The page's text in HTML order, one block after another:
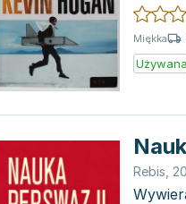
Miękka
Używana
Rebis